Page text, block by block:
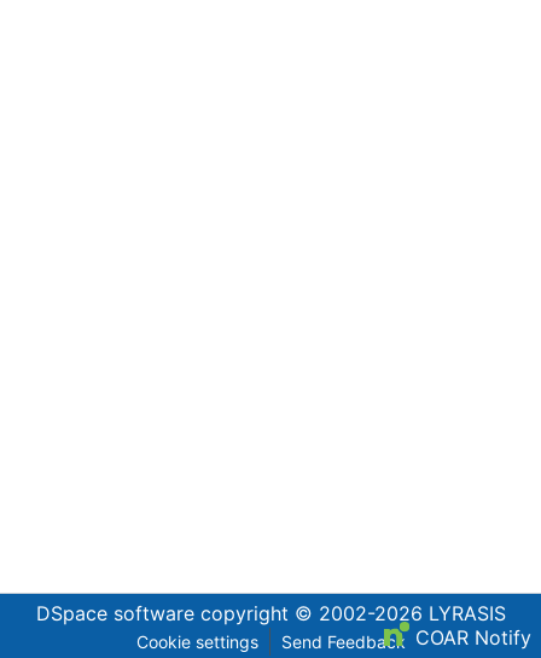
DSpace softwarecopyright © 2002-2026 LYRASIS
Cookie settings Send Feedback COAR Notify